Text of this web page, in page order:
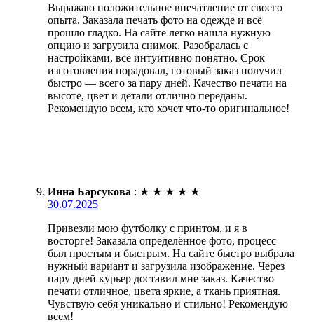
Выражаю положительное впечатление от своего
опыта. Заказала печать фото на одежде и всё
прошло гладко. На сайте легко нашла нужную
опцию и загрузила снимок. Разобралась с
настройками, всё интуитивно понятно. Срок
изготовления порадовал, готовый заказ получил
быстро — всего за пару дней. Качество печати на
высоте, цвет и детали отлично переданы.
Рекомендую всем, кто хочет что-то оригинальное!
Инна Барсукова : ★ ★ ★ ★ ★
30.07.2025
Привезли мою футболку с принтом, и я в
восторге! Заказала определённое фото, процесс
был простым и быстрым. На сайте быстро выбрала
нужный вариант и загрузила изображение. Через
пару дней курьер доставил мне заказ. Качество
печати отличное, цвета яркие, а ткань приятная.
Чувствую себя уникально и стильно! Рекомендую
всем!